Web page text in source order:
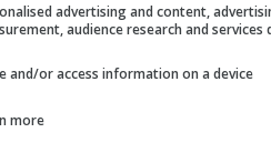
advertising and content,
audience research and services
and/or access information on a device
more